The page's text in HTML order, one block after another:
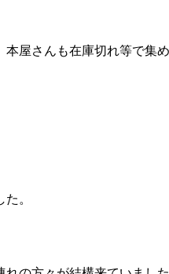
本屋さんも在庫切れ等で集
。